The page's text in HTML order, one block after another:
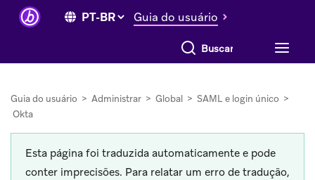
Guia do usuário
Buscar tudo
Guia do usuário > Administrar > Global > SAML e login único >
Okta
Esta página foi traduzida automaticamente e pode
conter imprecisões. Para relatar um erro de tradução,